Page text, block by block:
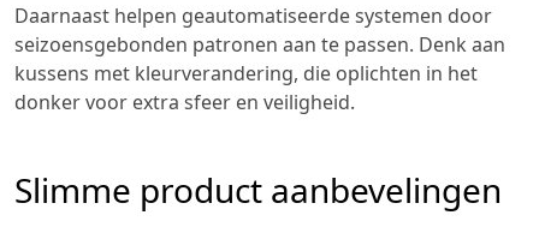
Daarnaast helpen geautomatiseerde systemen door
seizoensgebonden patronen aan te passen. Denk aan
kussens met kleurverandering, die oplichten in het
donker voor extra sfeer en veiligheid.
Slimme product aanbevelingen